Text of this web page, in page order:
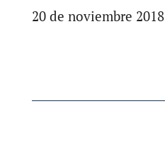
20 de noviembre 2018